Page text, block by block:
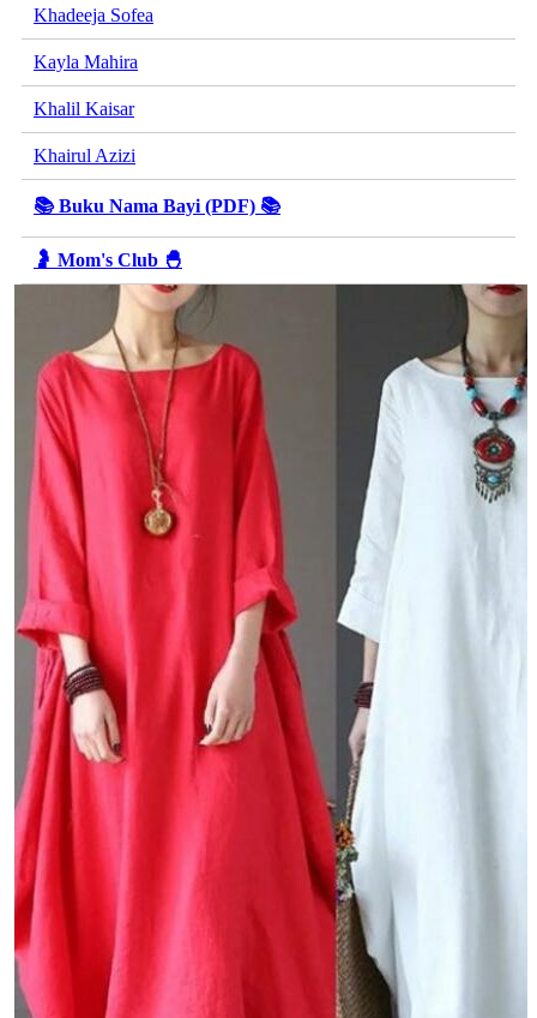
Khadeeja Sofea
Kayla Mahira
Khalil Kaisar
Khairul Azizi
📚 Buku Nama Bayi (PDF) 📚
🤰 Mom's Club 🐣